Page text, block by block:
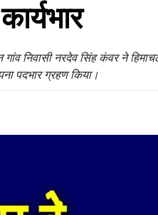
निवासी नरदेव सिंह कंवर ने
पदभार ग्रहण किया।